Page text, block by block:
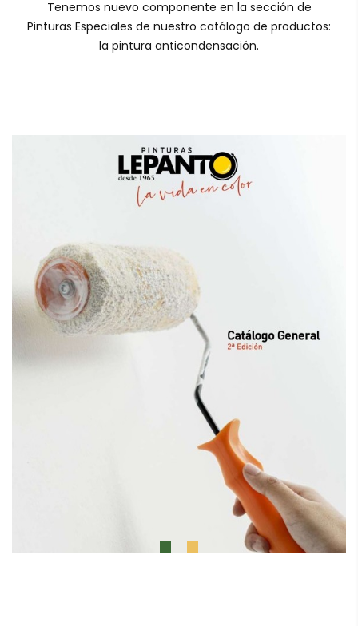
Tenemos nuevo componente en la sección de
Pinturas Especiales de nuestro catálogo de productos:
la pintura anticondensación.